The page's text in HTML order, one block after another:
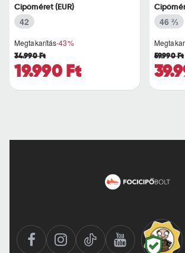
pillanataiban is azonnal r..
Megtakarítás-43%
19.990 Ft
34.990 Ft
Cipőméret (EUR)
42
ritmust
59.990 Ft
46 ⅔